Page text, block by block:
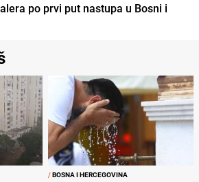
po prvi put nastupa u Bosni i
/BOSNA I HERCEGOVINA